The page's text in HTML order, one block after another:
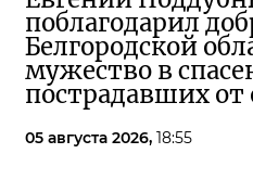
поблагодарил
Белгородской
мужество в
пострадавших от
05 августа 2026, 18:55